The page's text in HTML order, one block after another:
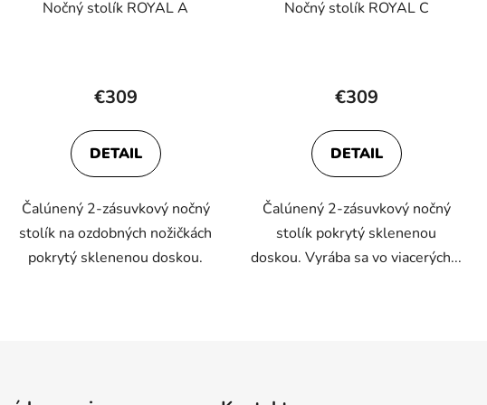
Nočný stolík ROYAL A
€309
DETAIL
Čalúnený 2-zásuvkový nočný
stolík na ozdobných nožičkách
pokrytý sklenenou doskou.
Nočný stolík ROYAL C
€309
DETAIL
Čalúnený 2-zásuvkový nočný
stolík pokrytý sklenenou
doskou. Vyrába sa vo viacerých...